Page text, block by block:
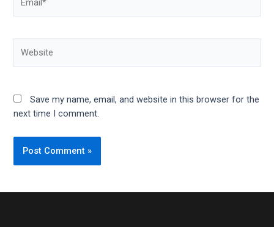
Save my name, email, and website in this browser for the
next time I comment.